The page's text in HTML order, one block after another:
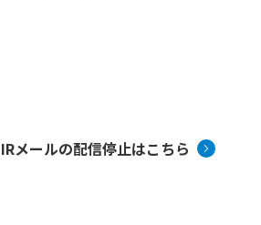
IRメールの配信停止はこちら